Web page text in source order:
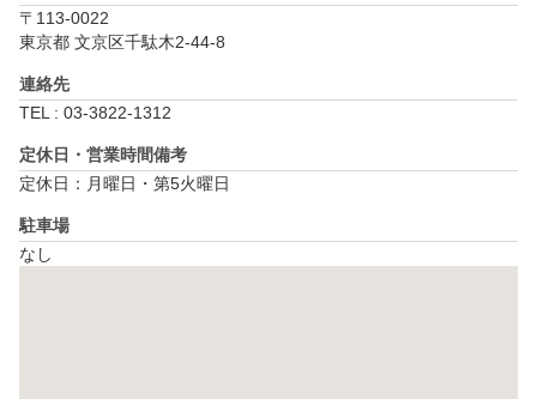
〒113-0022
東京都 文京区千駄木2-44-8
連絡先
TEL : 03-3822-1312
定休日・営業時間備考
定休日：月曜日・第5火曜日
駐車場
なし